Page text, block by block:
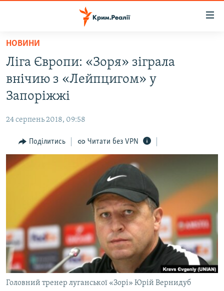
Перейти
основного
матеріалу
Перейти
до
основної
навігації
Перейти
до
пошуку
ВОДА.КРИМ
ВІДЕО ТА ФОТО
БЛОГИ
ПОГЛЯД
ІНТЕРВ'Ю
СПЕЦПРОЕКТИ
ДЕПОРТАЦІЯ
ВІДЕОУРОКИ «ELIFBE»
СВІДЧЕННЯ ОКУПАЦІЇ
УКРАЇНСЬКА ПРОБЛЕМА КРИМУ
ІНФОГРАФІКА
ЯК ОБІЙТИ БЛОКУВАННЯ
Русский
Qırımtatar
ДОЛУЧАЙСЯ!
НОВИНИ
Ліга Європи: «Зоря» зіграла
внічию з «Лейпцигом» у
Запоріжжі
24 серпень 2018, 09:58
Поділитись Читати без VPN
Головний тренер луганської «Зорі» Юрій Вернидуб